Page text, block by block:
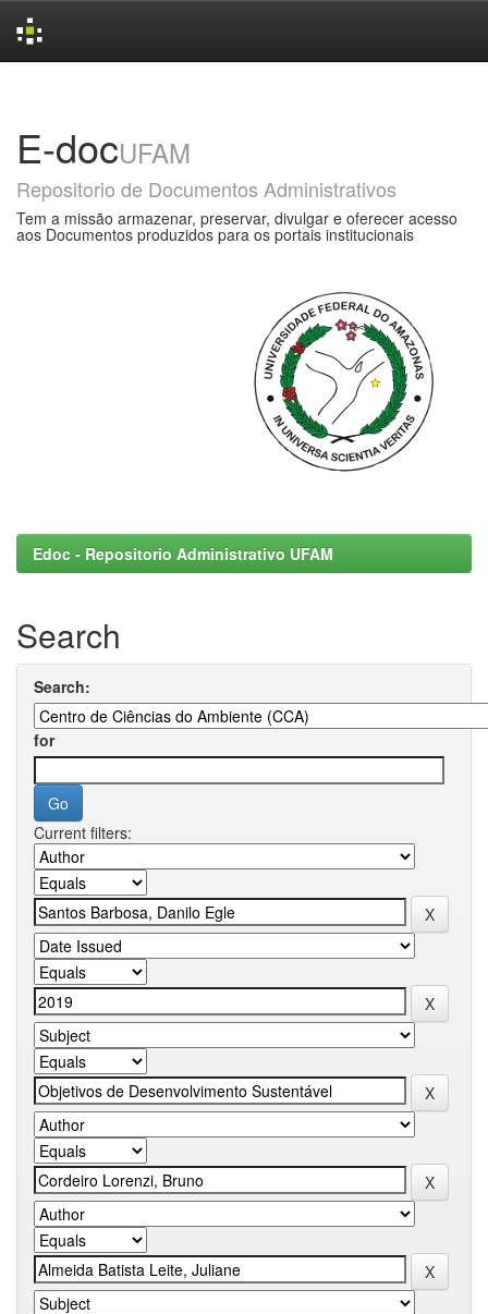
E-docUFAM
Repositorio de Documentos Administrativos
Tem a missão armazenar, preservar, divulgar e oferecer acesso
aos Documentos produzidos para os portais institucionais
Edoc - Repositorio Administrativo UFAM
Search
Search:
for
Current filters: